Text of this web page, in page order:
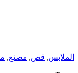
الملابس, قص, مصنع,